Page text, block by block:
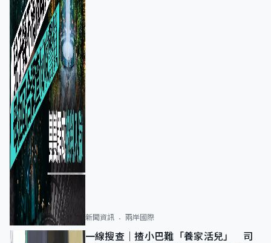
新聞資訊 兩岸國際
一線搜查｜揸小巴難「養家活兒」 司